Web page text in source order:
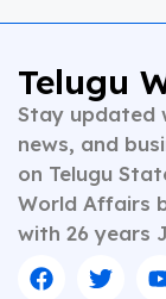
Telugu
Stay updated
news, and
on Telugu
World Affairs
with 26 years